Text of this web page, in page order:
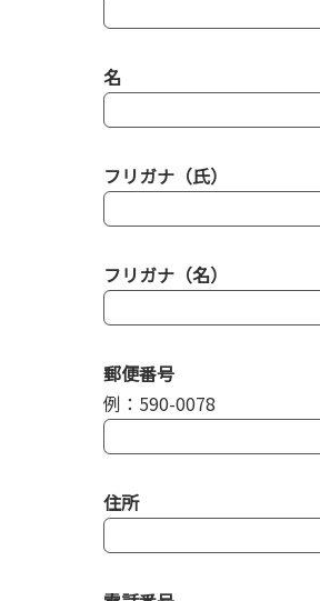
名
フリガナ（氏）
フリガナ（名）
郵便番号
例：590-0078
住所